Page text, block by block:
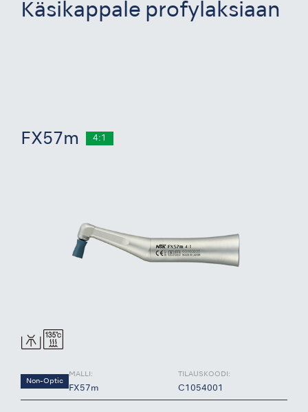
Käsikappale profylaksiaan
FX57m 4:1
Non-Optic
MALLI:
FX57m
TILAUSKOODI:
C1054001